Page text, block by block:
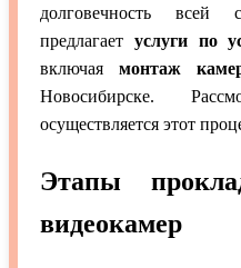
долговечность
предлагает услуги по
включая монтаж
Новосибирске.
осуществляется этот
Этапы
видеокамер